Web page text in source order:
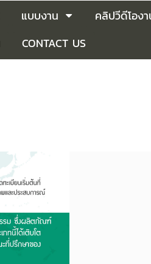
แบบงาน คลิปวีดีโอง
CONTACT US